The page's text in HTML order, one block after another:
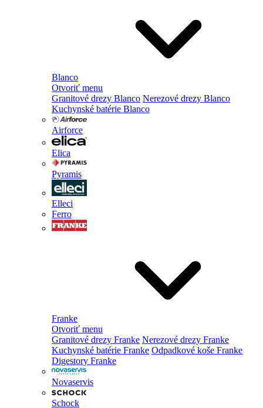
Blanco
Otvoriť menu
Granitové drezy Blanco Nerezové drezy Blanco
Kuchynské batérie Blanco
Airforce
Elica
Pyramis
Elleci
Ferro
Franke
Otvoriť menu
Granitové drezy Franke Nerezové drezy Franke
Kuchynské batérie Franke Odpadkové koše Franke
Digestory Franke
Novaservis
Schock